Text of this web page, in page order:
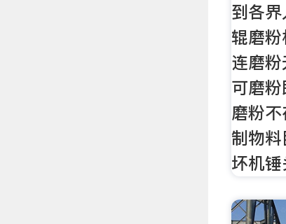
到各
辊磨
连磨
可磨
磨粉
制物
坏机